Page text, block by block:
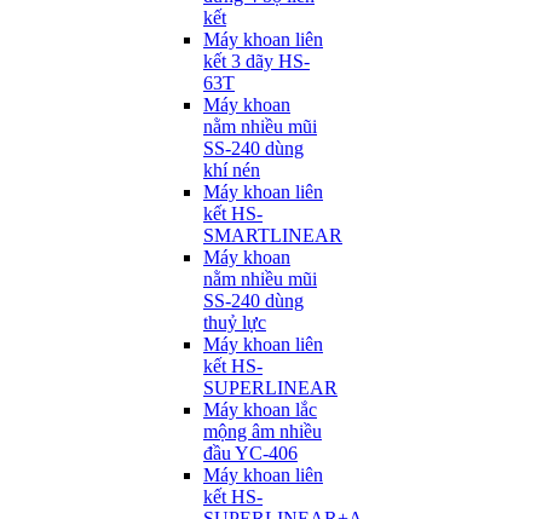
kết
Máy khoan liên
kết 3 dãy HS-
63T
Máy khoan
nằm nhiều mũi
SS-240 dùng
khí nén
Máy khoan liên
kết HS-
SMARTLINEAR
Máy khoan
nằm nhiều mũi
SS-240 dùng
thuỷ lực
Máy khoan liên
kết HS-
SUPERLINEAR
Máy khoan lắc
mộng âm nhiều
đầu YC-406
Máy khoan liên
kết HS-